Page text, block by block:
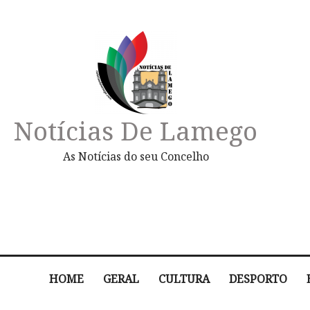
Notícias De Lamego
As Notícias do seu Concelho
HOME GERAL CULTURA DESPORTO